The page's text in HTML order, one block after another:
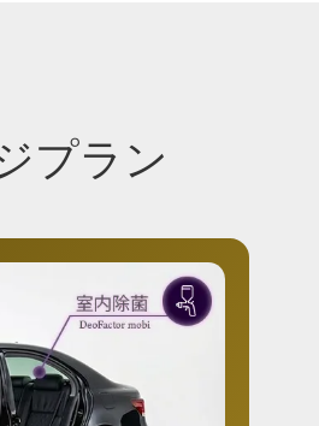
プラン